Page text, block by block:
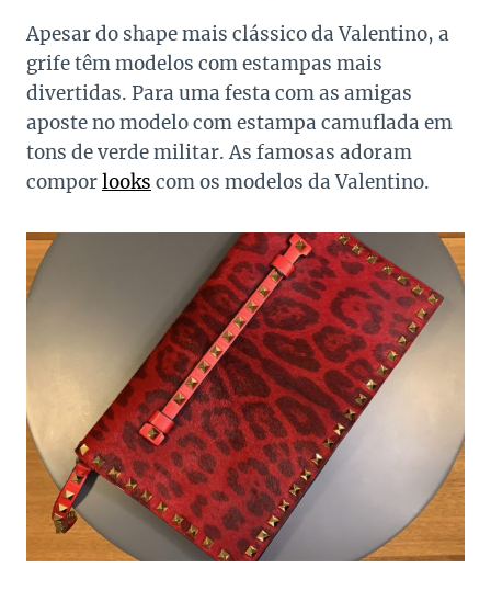
Apesar do shape mais clássico da Valentino, a
grife têm modelos com estampas mais
divertidas. Para uma festa com as amigas
aposte no modelo com estampa camuflada em
tons de verde militar. As famosas adoram
comporlooks com os modelos da Valentino.